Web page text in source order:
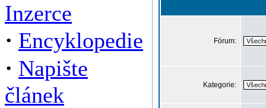
Inzerce
· Encyklopedie
· Napište
článek
Fórum:
Kategorie: